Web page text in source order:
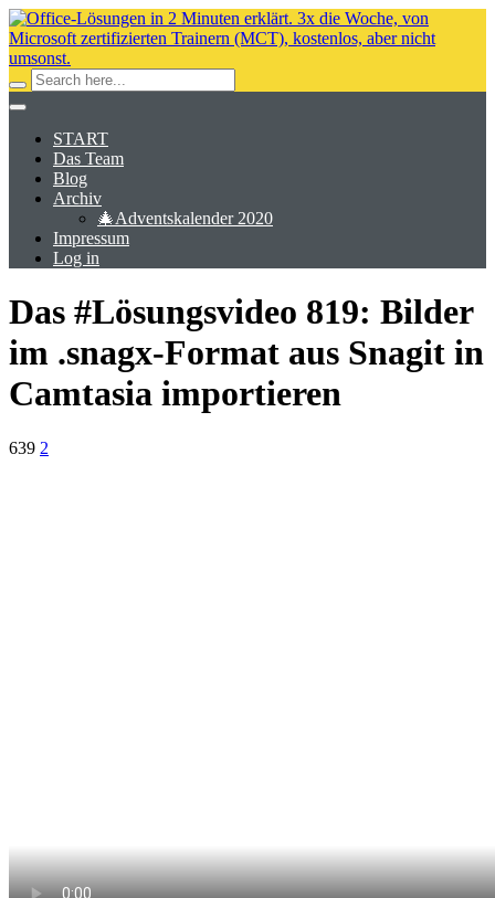
START
Das Team
Blog
Archiv
🎄Adventskalender 2020
Impressum
Log in
Das #Lösungsvideo 819: Bilder
im .snagx-Format aus Snagit in
Camtasia importieren
639 2